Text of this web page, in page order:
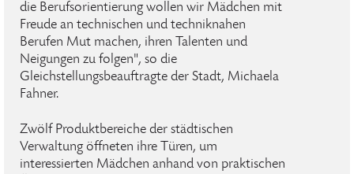
die Berufsorientierung wollen wir Mädchen mit
Freude an technischen und techniknahen
Berufen Mut machen, ihren Talenten und
Neigungen zu folgen", so die
Gleichstellungsbeauftragte der Stadt, Michaela
Fahner.
Zwölf Produktbereiche der städtischen
Verwaltung öffneten ihre Türen, um
interessierten Mädchen anhand von praktischen